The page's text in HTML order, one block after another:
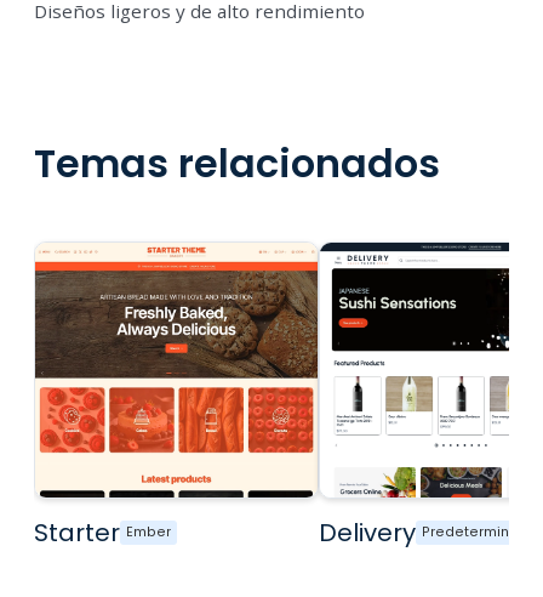
Diseños ligeros y de alto rendimiento
Temas relacionados
Starter Ember Delivery Predeterminado